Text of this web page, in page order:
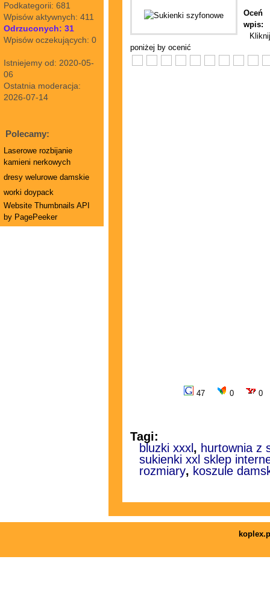
Podkategorii: 681
Wpisów aktywnych: 411
Odrzuconych: 31
Wpisów oczekujących: 0
Istniejemy od: 2020-05-
06
Ostatnia moderacja:
2026-07-14
Polecamy:
Laserowe rozbijanie
kamieni nerkowych
dresy welurowe damskie
worki doypack
Website Thumbnails API
by PagePeeker
Oceń
wpis:
Kliknij
poniżej by ocenić
47 0 0
Tagi:
bluzki xxxl , hurtownia z
sukienki xxl sklep
rozmiary, koszule